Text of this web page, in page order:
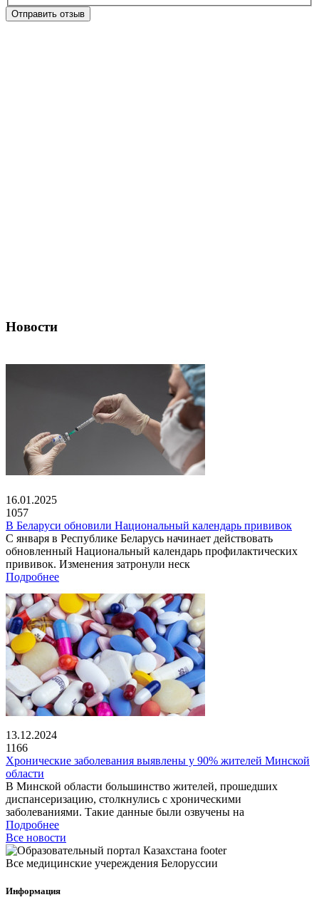
Отправить отзыв
Новости
16.01.2025
1057
В Беларуси обновили Национальный календарь прививок
С января в Республике Беларусь начинает действовать
обновленный Национальный календарь профилактических
прививок. Изменения затронули неск
Подробнее
13.12.2024
1166
Хронические заболевания выявлены у 90% жителей Минской
области
В Минской области большинство жителей, прошедших
диспансеризацию, столкнулись с хроническими
заболеваниями. Такие данные были озвучены на
Подробнее
Все новости
Все медицинские учереждения Белоруссии
Информация